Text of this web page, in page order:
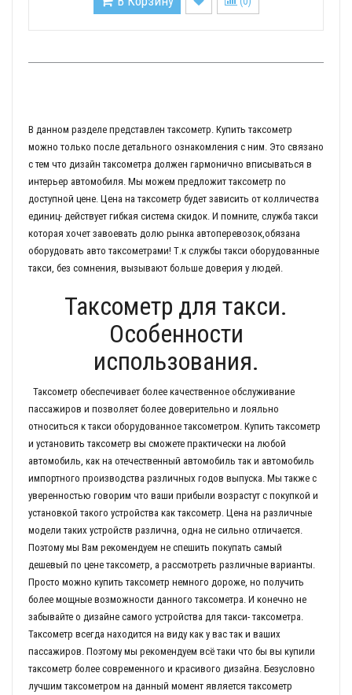
В данном разделе представлен таксометр. Купить таксометр
можно только после детального ознакомления с ним. Это связано
с тем что дизайн таксометра должен гармонично вписываться в
интерьер автомобиля. Мы можем предложит таксометр по
доступной цене. Цена на таксометр будет зависить от колличества
единиц- действует гибкая система скидок. И помните, служба такси
которая хочет завоевать долю рынка автоперевозок,обязана
оборудовать авто таксометрами! Т.к службы такси оборудованные
такси, без сомнения, вызывают больше доверия у людей.
Таксометр для такси.
Особенности
использования.
Таксометр обеспечивает более качественное обслуживание
пассажиров и позволяет более доверительно и лояльно
относиться к такси оборудованное таксометром. Купить таксометр
и установить таксометр вы сможете практически на любой
автомобиль, как на отечественный автомобиль так и автомобиль
импортного производства различных годов выпуска. Мы также с
уверенностью говорим что ваши прибыли возрастут с покупкой и
установкой такого устройства как таксометр. Цена на различные
модели таких устройств различна, одна не сильно отличается.
Поэтому мы Вам рекомендуем не спешить покупать самый
дешевый по цене таксометр, а рассмотреть различные варианты.
Просто можно купить таксометр немного дороже, но получить
более мощные возможности данного таксометра. И конечно не
забывайте о дизайне самого устройства для такси- таксометра.
Таксометр всегда находится на виду как у вас так и ваших
пассажиров. Поэтому мы рекомендуем всё таки что бы вы купили
таксометр более современного и красивого дизайна. Безусловно
лучшим таксометром на данный момент является таксометр